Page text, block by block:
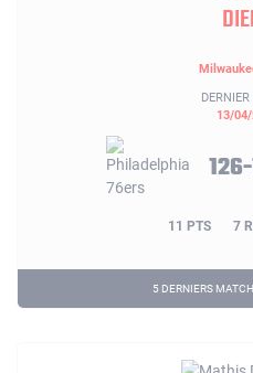
13/
11 PTS 7
5 DERNIERS